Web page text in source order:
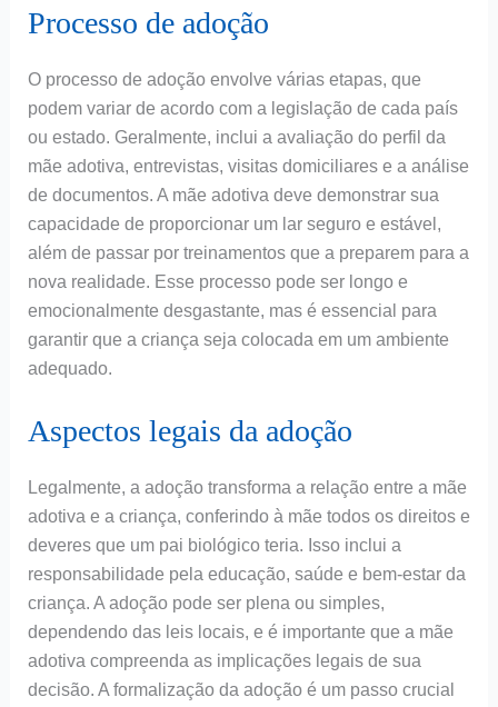
Processo de adoção
O processo de adoção envolve várias etapas, que
podem variar de acordo com a legislação de cada país
ou estado. Geralmente, inclui a avaliação do perfil da
mãe adotiva, entrevistas, visitas domiciliares e a análise
de documentos. A mãe adotiva deve demonstrar sua
capacidade de proporcionar um lar seguro e estável,
além de passar por treinamentos que a preparem para a
nova realidade. Esse processo pode ser longo e
emocionalmente desgastante, mas é essencial para
garantir que a criança seja colocada em um ambiente
adequado.
Aspectos legais da adoção
Legalmente, a adoção transforma a relação entre a mãe
adotiva e a criança, conferindo à mãe todos os direitos e
deveres que um pai biológico teria. Isso inclui a
responsabilidade pela educação, saúde e bem-estar da
criança. A adoção pode ser plena ou simples,
dependendo das leis locais, e é importante que a mãe
adotiva compreenda as implicações legais de sua
decisão. A formalização da adoção é um passo crucial